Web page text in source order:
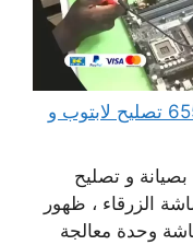
مهندس كمبيوتر النويصيب 65511033 تصليح لابتوب و
و تصليح
الزرقاء ، ظهور
وحدة معالجة